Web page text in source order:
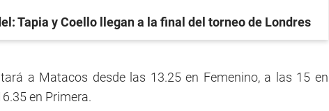
Tapia y Coello llegan a la final del torneo de Londres
a Matacos desde las 13.25 en Femenino, a las 15 en
en Primera.